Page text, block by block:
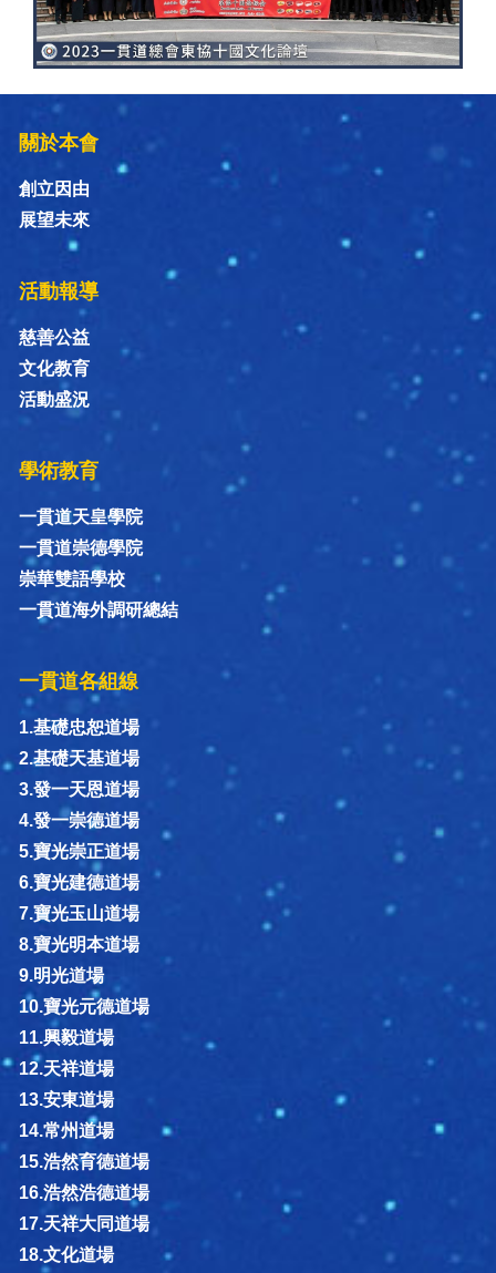
關於本會
創立因由
展望未來
活動報導
慈善公益
文化教育
活動盛況
學術教育
一貫道天皇學院
一貫道崇德學院
崇華雙語學校
一貫道海外調研總結
一貫道各組線
1.基礎忠恕道場
2.基礎天基道場
3.發一天恩道場
4.發一崇德道場
5.寶光崇正道場
6.寶光建德道場
7.寶光玉山道場
8.寶光明本道場
9.明光道場
10.寶光元德道場
11.興毅道場
12.天祥道場
13.安東道場
14.常州道場
15.浩然育德道場
16.浩然浩德道場
17.天祥大同道場
18.文化道場